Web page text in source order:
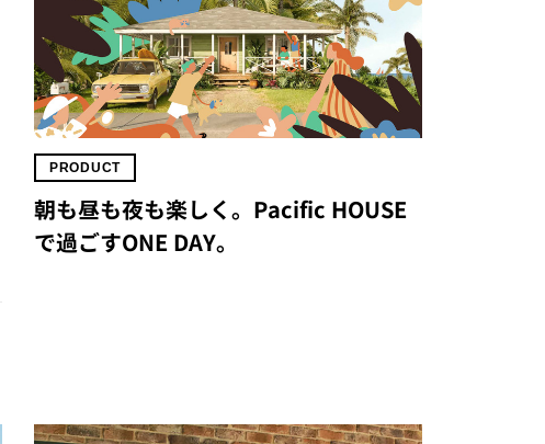
PRODUCT
朝も昼も夜も楽しく。Pacific HOUSE
で過ごすONE DAY。